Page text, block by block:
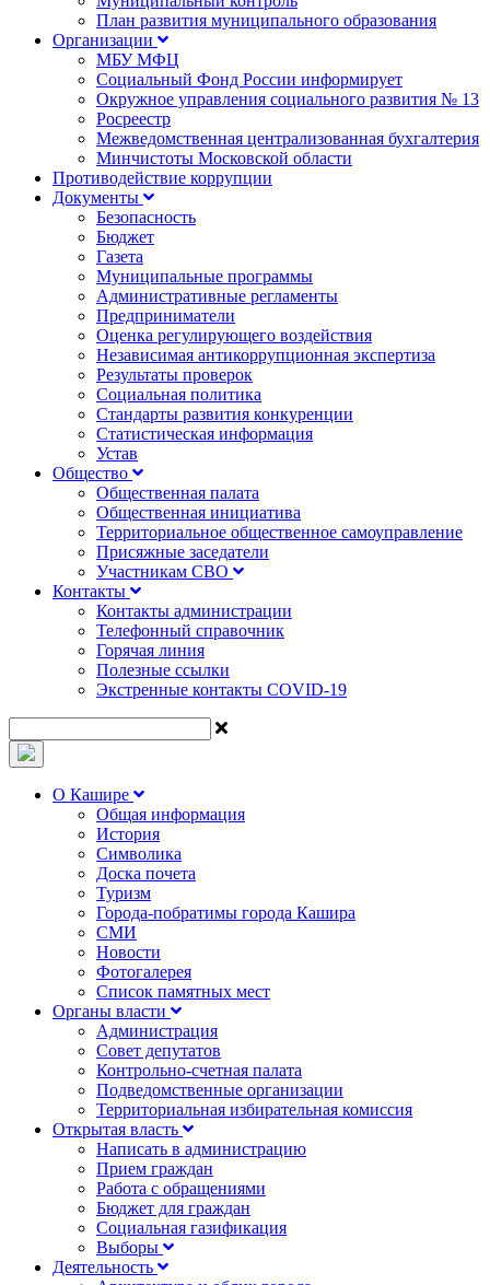
План развития муниципального образования
Организации
МБУ МФЦ
Социальный Фонд России информирует
Окружное управления социального развития № 13
Росреестр
Межведомственная централизованная бухгалтерия
Минчистоты Московской области
Противодействие коррупции
Документы
Безопасность
Бюджет
Газета
Муниципальные программы
Административные регламенты
Предприниматели
Оценка регулирующего воздействия
Независимая антикоррупционная экспертиза
Результаты проверок
Социальная политика
Стандарты развития конкуренции
Статистическая информация
Устав
Общество
Общественная палата
Общественная инициатива
Территориальное общественное самоуправление
Присяжные заседатели
Участникам СВО
Контакты
Контакты администрации
Телефонный справочник
Горячая линия
Полезные ссылки
Экстренные контакты COVID-19
О Кашире
Общая информация
История
Символика
Доска почета
Туризм
Города-побратимы города Кашира
СМИ
Новости
Фотогалерея
Список памятных мест
Органы власти
Администрация
Совет депутатов
Контрольно-счетная палата
Подведомственные организации
Территориальная избирательная комиссия
Открытая власть
Написать в администрацию
Прием граждан
Работа с обращениями
Бюджет для граждан
Социальная газификация
Выборы
Деятельность